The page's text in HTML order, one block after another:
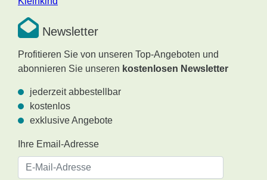
Newsletter
Profitieren Sie von unseren Top-Angeboten und
abonnieren Sie unseren kostenlosen Newsletter
jederzeit abbestellbar
kostenlos
exklusive Angebote
Ihre Email-Adresse